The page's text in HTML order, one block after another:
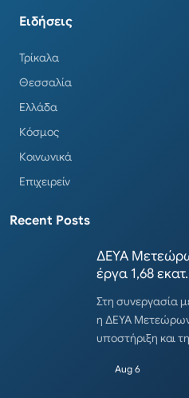
Ειδήσεις
Τρίκαλα
Θεσσαλία
Ελλάδα
Κόσμος
Κοινωνικά
Επιχειρείν
Recent Posts
ΔΕΥΑ
έργα 1,68 εκατ.
Στη συνεργασία
η ΔΕΥΑ
υποστήριξη και
Aug 6